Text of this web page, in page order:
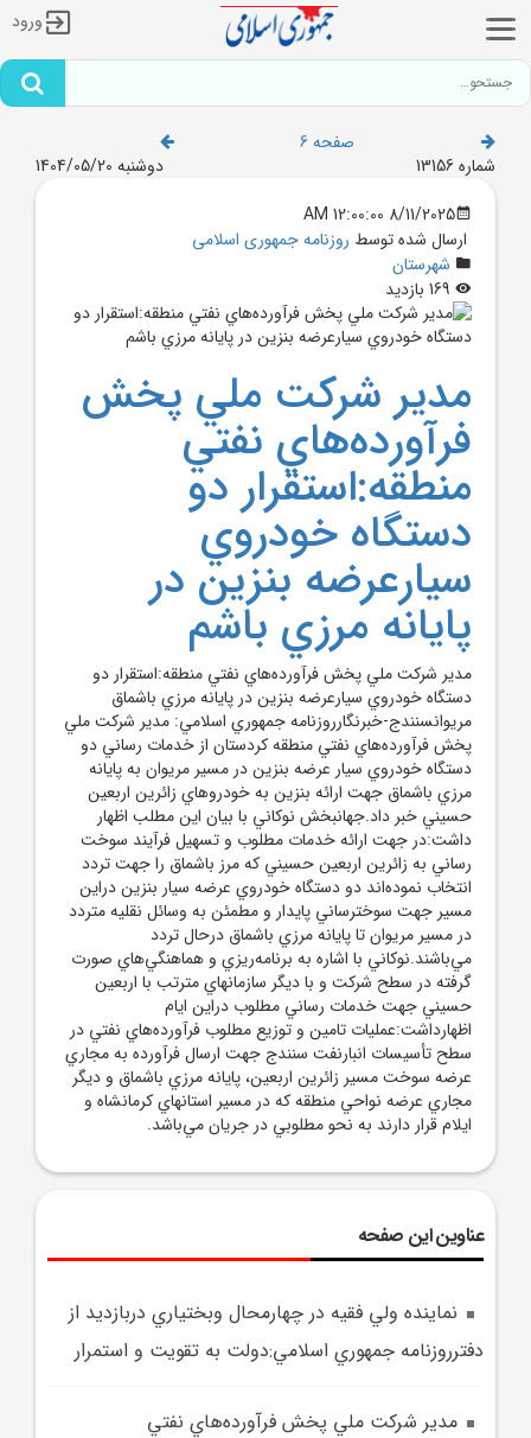
ورود
صفحه 6
شماره 13156
دوشنبه 1404/05/20
8/11/2025 12:00:00 AM
ارسال شده توسط روزنامه جمهوری اسلامی
شهرستان
مدير شرکت ملي پخش
فرآورده‌هاي نفتي
منطقه:استقرار دو
دستگاه خودروي
سيارعرضه بنزين در
پايانه مرزي باشم
مدير شرکت ملي پخش فرآورده‌هاي نفتي منطقه:استقرار دو
دستگاه خودروي سيارعرضه بنزين در پايانه مرزي باشماق
مريوانسنندج-خبرنگارروزنامه جمهوري اسلامي: مدير شرکت ملي
پخش فرآورده‌هاي نفتي منطقه كردستان از خدمات رساني دو
دستگاه خودروي سيار عرضه بنزين در مسير مريوان به پايانه
مرزي باشماق جهت ارائه بنزين به خودروهاي زائرين اربعين
حسيني خبر داد.جهانبخش نوكاني با بيان اين مطلب اظهار
داشت:در جهت ارائه خدمات مطلوب و تسهيل فرآيند سوخت
رساني به زائرين اربعين حسيني که مرز باشماق را جهت تردد
انتخاب نموده‌اند دو دستگاه خودروي عرضه سيار بنزين دراين
مسير جهت سوخترساني پايدار و مطمئن به وسائل نقليه متردد
در مسير مريوان تا پايانه مرزي باشماق درحال تردد
مي‌باشند.نوکاني با اشاره به برنامه‌ريزي و هماهنگي‌هاي صورت
گرفته در سطح شرکت و با ديگر سازمانهاي مترتب با اربعين
حسيني جهت خدمات رساني مطلوب دراين ايام
اظهارداشت:عمليات تامين و توزيع مطلوب فرآورده‌هاي نفتي در
سطح تأسيسات انبارنفت سنندج جهت ارسال فرآورده به مجاري
عرضه سوخت مسير زائرين اربعين، پايانه مرزي باشماق و ديگر
مجاري عرضه نواحي منطقه كه در مسير استانهاي كرمانشاه و
ايلام قرار دارند به نحو مطلوبي در جريان مي‌باشد.
عناوین این صفحه
نماينده ولي فقيه در چهارمحال وبختياري دربازديد از
دفترروزنامه جمهوري اسلامي:دولت به تقويت و استمرار
مدير شرکت ملي پخش فرآورده‌هاي نفتي